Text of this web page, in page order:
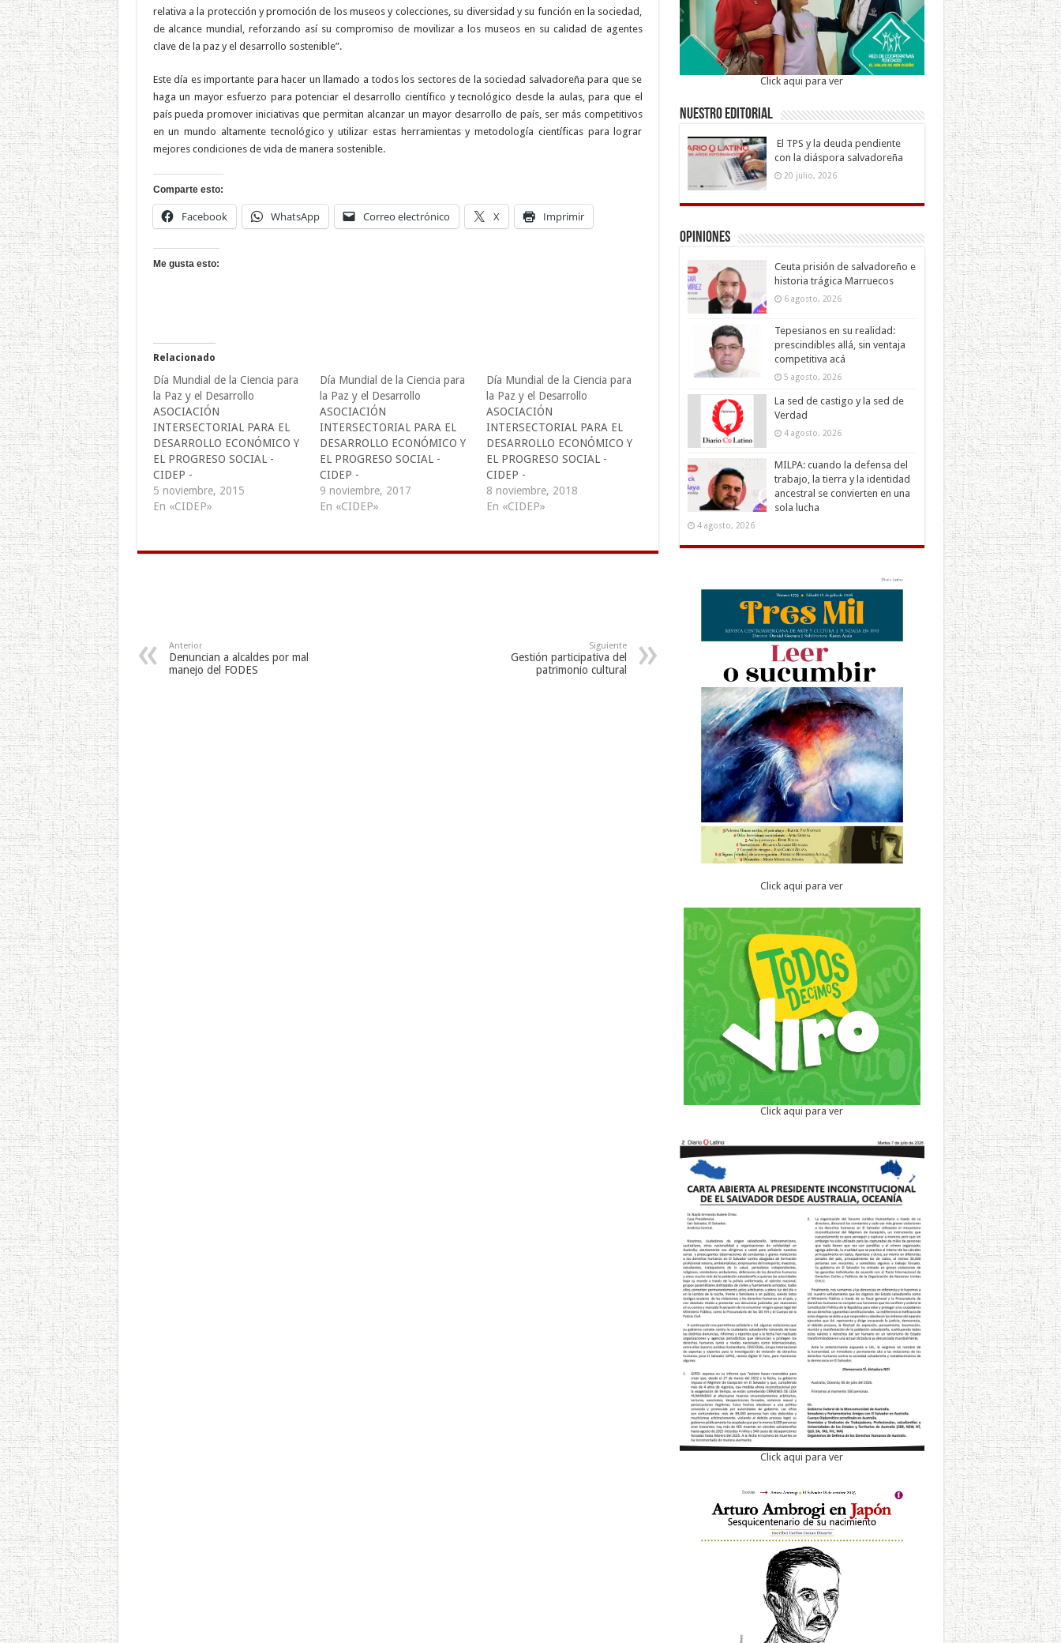
relativa a la protección y promoción de los museos y colecciones, su diversidad y su función en la sociedad,
de alcance mundial, reforzando así su compromiso de movilizar a los museos en su calidad de agentes
clave de la paz y el desarrollo sostenible”.
Este día es importante para hacer un llamado a todos los sectores de la sociedad salvadoreña para que se
haga un mayor esfuerzo para potenciar el desarrollo científico y tecnológico desde la aulas, para que el
país pueda promover iniciativas que permitan alcanzar un mayor desarrollo de país, ser más competitivos
en un mundo altamente tecnológico y utilizar estas herramientas y metodología científicas para lograr
mejores condiciones de vida de manera sostenible.
Comparte esto:
Facebook WhatsApp Correo electrónico X Imprimir
Me gusta esto:
Relacionado
Día Mundial de la Ciencia para
la Paz y el Desarrollo
ASOCIACIÓN
INTERSECTORIAL PARA EL
DESARROLLO ECONÓMICO Y
EL PROGRESO SOCIAL -
CIDEP -
comunicaciones@cidepelsalvad
or.org
UNESCO en su Resolución
5 noviembre, 2015
En «CIDEP»
Día Mundial de la Ciencia para
la Paz y el Desarrollo
ASOCIACIÓN
INTERSECTORIAL PARA EL
DESARROLLO ECONÓMICO Y
EL PROGRESO SOCIAL -
CIDEP -
comunicaciones@cidepelsalvad
or.org
UNESCO en su Resolución
9 noviembre, 2017
En «CIDEP»
Día Mundial de la Ciencia para
la Paz y el Desarrollo
ASOCIACIÓN
INTERSECTORIAL PARA EL
DESARROLLO ECONÓMICO Y
EL PROGRESO SOCIAL -
CIDEP -
comunicaciones@cidepelsalvad
or.org
UNESCO en su resolución
8 noviembre, 2018
En «CIDEP»
Anterior
Denuncian a alcaldes por mal
manejo del FODES
Siguiente
Gestión participativa del
patrimonio cultural
Click aqui para ver
Nuestro Editorial
El TPS y la deuda pendiente
con la diáspora salvadoreña
20 julio, 2026
Opiniones
Ceuta prisión de salvadoreño e
historia trágica Marruecos
6 agosto, 2026
Tepesianos en su realidad:
prescindibles allá, sin ventaja
competitiva acá
5 agosto, 2026
La sed de castigo y la sed de
Verdad
4 agosto, 2026
MILPA: cuando la defensa del
trabajo, la tierra y la identidad
ancestral se convierten en una
sola lucha
4 agosto, 2026
Click aqui para ver
Click aqui para ver
Click aqui para ver